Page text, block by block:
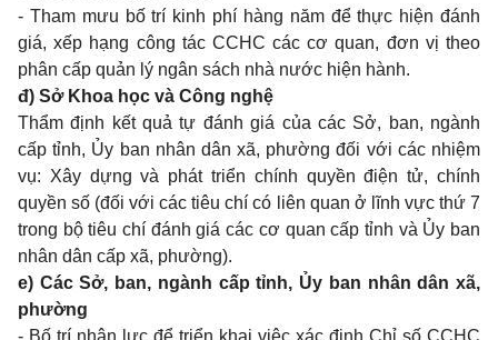
- Tham mưu bố trí kinh phí hàng năm để thực hiện đánh
giá, xếp hạng công tác CCHC các cơ quan, đơn vị theo
phân cấp quản lý ngân sách nhà nước hiện hành.
đ) Sở Khoa học và Công nghệ
Thẩm định kết quả tự đánh giá của các Sở, ban, ngành
cấp tỉnh, Ủy ban nhân dân xã, phường đối với các nhiệm
vụ: Xây dựng và phát triển chính quyền điện tử, chính
quyền số (đối với các tiêu chí có liên quan ở lĩnh vực thứ 7
trong bộ tiêu chí đánh giá các cơ quan cấp tỉnh và Ủy ban
nhân dân cấp xã, phường).
e) Các Sở, ban, ngành cấp tỉnh, Ủy ban nhân dân xã,
phường
- Bố trí nhân lực để triển khai việc xác định Chỉ số CCHC